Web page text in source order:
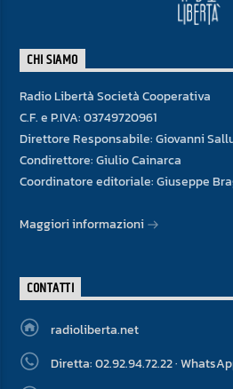
CHI SIAMO
Radio Libertà Società Cooperativa
C.F. e P.IVA: 03749720961
Direttore Responsabile: Giovanni
Condirettore: Giulio Cainarca
Coordinatore editoriale: Giuseppe
Maggiori informazioni
CONTATTI
radioliberta.net
Diretta: 02.92.94.72.22 ·